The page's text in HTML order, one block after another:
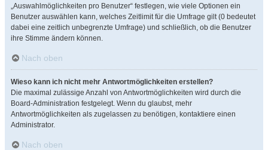
„Auswahlmöglichkeiten pro Benutzer“ festlegen, wie viele Optionen ein
Benutzer auswählen kann, welches Zeitlimit für die Umfrage gilt (0 bedeutet
dabei eine zeitlich unbegrenzte Umfrage) und schließlich, ob die Benutzer
ihre Stimme ändern können.
Nach oben
Wieso kann ich nicht mehr Antwortmöglichkeiten erstellen?
Die maximal zulässige Anzahl von Antwortmöglichkeiten wird durch die
Board-Administration festgelegt. Wenn du glaubst, mehr
Antwortmöglichkeiten als zugelassen zu benötigen, kontaktiere einen
Administrator.
Nach oben